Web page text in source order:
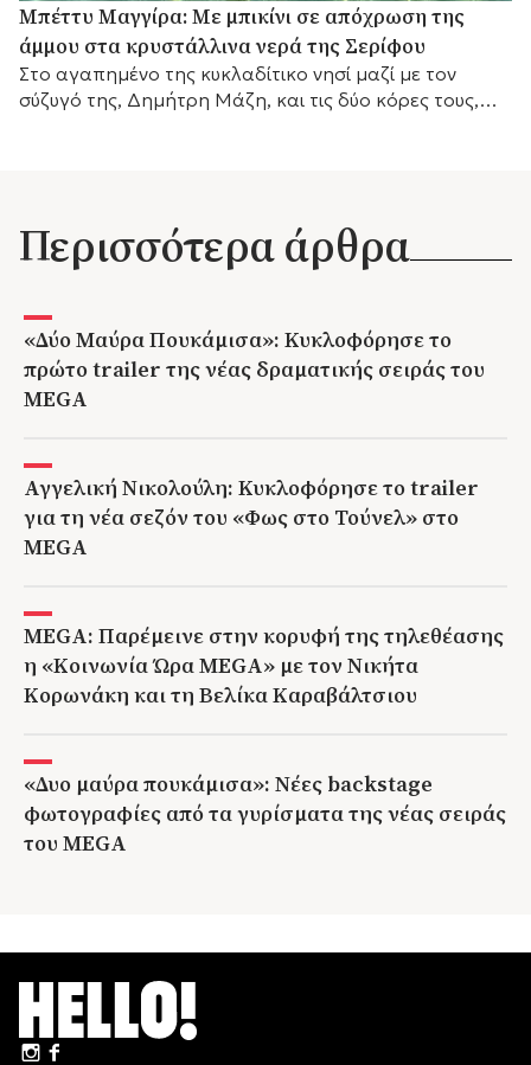
Μπέττυ Μαγγίρα: Με μπικίνι σε απόχρωση της
άμμου στα κρυστάλλινα νερά της Σερίφου
Στο αγαπημένο της κυκλαδίτικο νησί μαζί με τον
σύζυγό της, Δημήτρη Μάζη, και τις δύο κόρες τους,
Περισσότερα άρθρα
«Δύο Μαύρα Πουκάμισα»: Κυκλοφόρησε το
πρώτο trailer της νέας δραματικής σειράς του
MEGA
Αγγελική Νικολούλη: Κυκλοφόρησε το trailer
για τη νέα σεζόν του «Φως στο Τούνελ» στο
MEGA
MEGA: Παρέμεινε στην κορυφή της τηλεθέασης
η «Κοινωνία Ώρα MEGA» με τον Νικήτα
Κορωνάκη και τη Βελίκα Καραβάλτσιου
«Δυο μαύρα πουκάμισα»: Νέες backstage
φωτογραφίες από τα γυρίσματα της νέας σειράς
του MEGA